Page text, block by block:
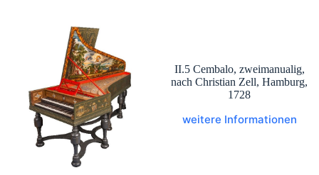
II.5 Cembalo, zweimanualig,
nach Christian Zell, Hamburg,
1728
weitere Informationen